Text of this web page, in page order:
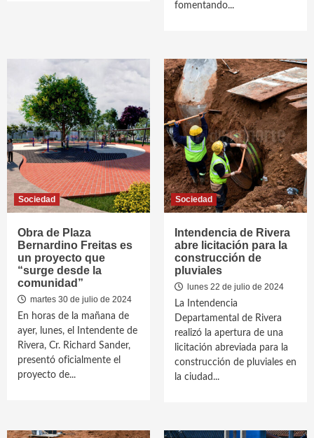
fomentando...
Sociedad
Obra de Plaza
Bernardino Freitas es
un proyecto que
“surge desde la
comunidad”
martes 30 de julio de 2024
En horas de la mañana de
ayer, lunes, el Intendente de
Rivera, Cr. Richard Sander,
presentó oficialmente el
proyecto de...
Sociedad
Intendencia de Rivera
abre licitación para la
construcción de
pluviales
lunes 22 de julio de 2024
La Intendencia
Departamental de Rivera
realizó la apertura de una
licitación abreviada para la
construcción de pluviales en
la ciudad...